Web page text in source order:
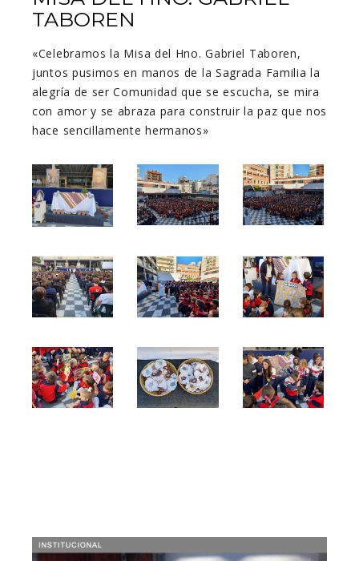
TABOREN
«Celebramos la Misa del Hno. Gabriel Taboren,
juntos pusimos en manos de la Sagrada Familia la
alegría de ser Comunidad que se escucha, se mira
con amor y se abraza para construir la paz que nos
hace sencillamente hermanos»